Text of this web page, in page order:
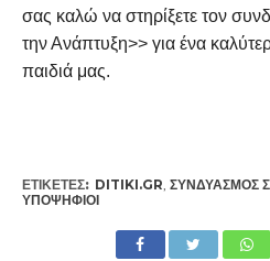
σας καλώ να στηρίξετε τον
την Ανάπτυξη>> για ένα
παιδιά μας.
ΕΤΙΚΕΤΕΣ: DITIKI.GR, ΣΥΝΔΥΑΣΜΌΣ
ΥΠΟΨΉΦΙΟΙ